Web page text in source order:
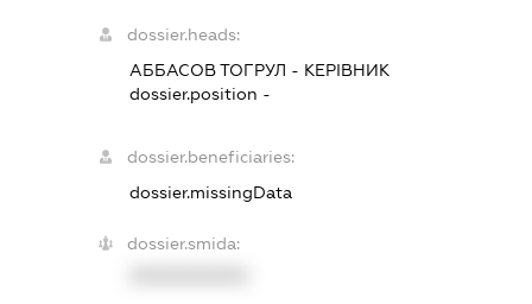
dossier.heads:
АББАСОВ ТОГРУЛ - КЕРІВНИК
dossier.position -
dossier.beneficiaries:
dossier.missingData
dossier.smida: